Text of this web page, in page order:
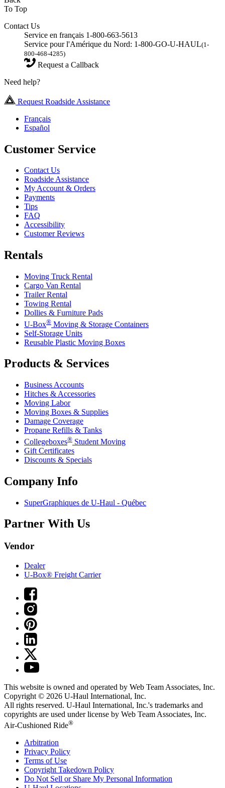
To Top
Contact Us
Service en français 1-800-663-5613
Service pour l'Amérique du Nord: 1-800-GO-U-HAUL(1-
800-468-4285)
Request a Callback
Need help?
Request Roadside Assistance
Français
Español
Customer Service
Contact Us
Roadside Assistance
My Account & Orders
Payments
Tips
FAQ
Accessibility
Customer Reviews
Rentals
Moving Truck Rental
Cargo Van Rental
Trailer Rental
Towing Rental
Dollies & Furniture Pads
U-Box® Moving & Storage Containers
Self-Storage Units
Reusable Plastic Moving Boxes
Products & Services
Business Accounts
Hitches & Accessories
Moving Labor
Moving Boxes & Supplies
Damage Coverage
Propane Refills & Tanks
Collegeboxes® Student Moving
Gift Certificates
Discounts & Specials
Company Info
SuperGraphiques de U-Haul - Québec
Partner With Us
Vendor
Dealer
U-Box® Freight Carrier
This website is owned and operated by Web Team Associates, Inc.
Copyright © 2026 U-Haul International, Inc.
All rights reserved. U-Haul International, Inc.'s trademarks and
copyrights are used under license by Web Team Associates, Inc.
Air-Cushioned Ride®
Arbitration
Privacy Policy
Terms of Use
Copyright Takedown Policy
Do Not Sell or Share My Personal Information